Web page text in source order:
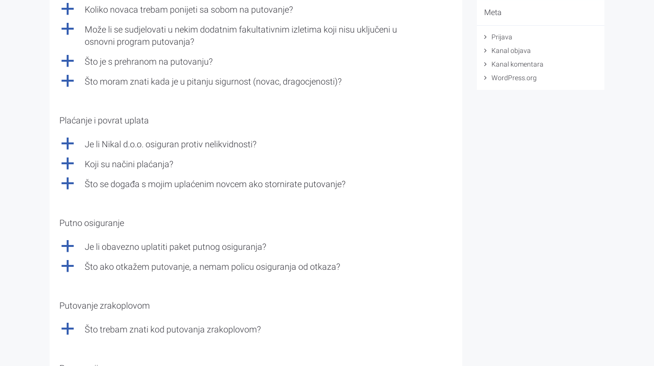
a Koliko novaca trebam ponijeti sa sobom na putovanje?
a
Može li se sudjelovati u nekim dodatnim fakultativnim izletima koji nisu uključeni u
osnovni program putovanja?
a Što je s prehranom na putovanju?
a Što moram znati kada je u pitanju sigurnost (novac, dragocjenosti)?
Plaćanje i povrat uplata
a Je li Nikal d.o.o. osiguran protiv nelikvidnosti?
a Koji su načini plaćanja?
a Što se događa s mojim uplaćenim novcem ako stornirate putovanje?
Putno osiguranje
a Je li obavezno uplatiti paket putnog osiguranja?
a Što ako otkažem putovanje, a nemam policu osiguranja od otkaza?
Putovanje zrakoplovom
a Što trebam znati kod putovanja zrakoplovom?
Meta
Prijava
Kanal objava
Kanal komentara
WordPress.org